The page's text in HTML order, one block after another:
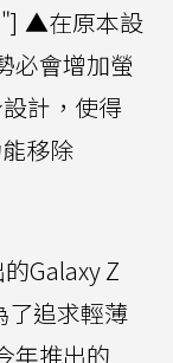
▲在原本設
必會增加螢
計，使得
移除
Galaxy Z
了追求輕薄
年推出的